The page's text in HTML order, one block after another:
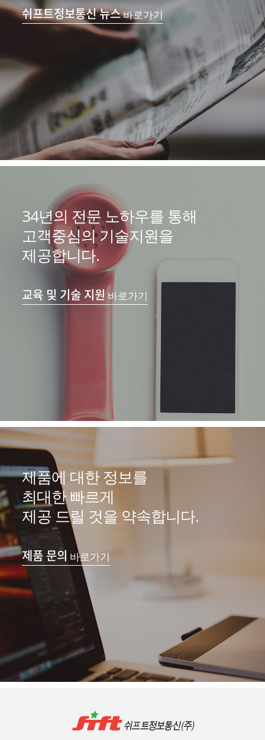
쉬프트정보통신 뉴스바로가기
34년의 전문 노하우를 통해
고객중심의 기술지원을
제공합니다.
교육 및 기술 지원바로가기
제품에 대한 정보를
최대한 빠르게
제공 드릴 것을 약속합니다.
제품 문의 바로가기